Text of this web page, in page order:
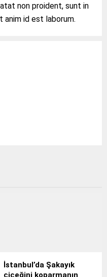
non proident, sunt in
id est laborum.
İstanbul’da Şakayık
çiçeğini koparmanın